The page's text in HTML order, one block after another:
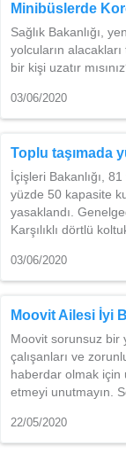
Minibüslerde
Sağlık Bakanlığı,
yolcuların
bir kişi uzatır
03/06/2020
Toplu taşımada
İçişleri Bakanlığı,
yüzde 50 kapasite
yasaklandı.
Karşılıklı dörtlü
03/06/2020
Moovit Ailesi İyi
Moovit sorunsuz bir
çalışanları ve
haberdar olmak için
etmeyi unutmayın.
22/05/2020